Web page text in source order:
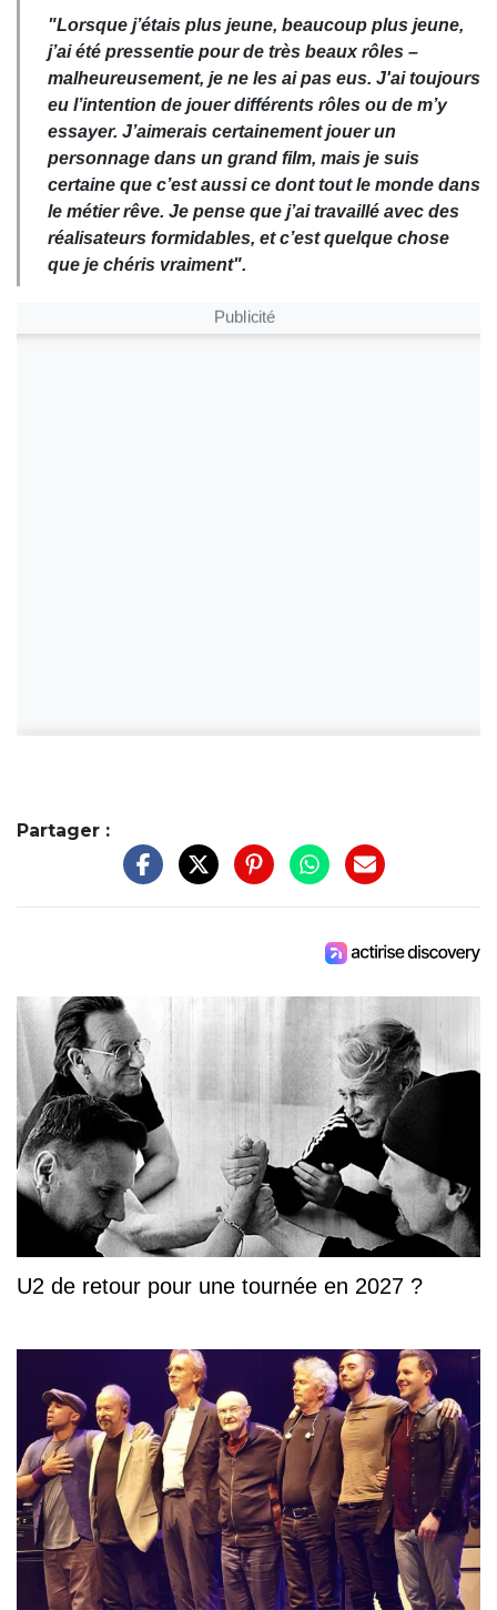
"Lorsque j’étais plus jeune, beaucoup plus jeune,
j’ai été pressentie pour de très beaux rôles –
malheureusement, je ne les ai pas eus. J'ai toujours
eu l’intention de jouer différents rôles ou de m’y
essayer. J’aimerais certainement jouer un
personnage dans un grand film, mais je suis
certaine que c’est aussi ce dont tout le monde dans
le métier rêve. Je pense que j’ai travaillé avec des
réalisateurs formidables, et c’est quelque chose
que je chéris vraiment".
Publicité
Partager :
U2 de retour pour une tournée en 2027 ?